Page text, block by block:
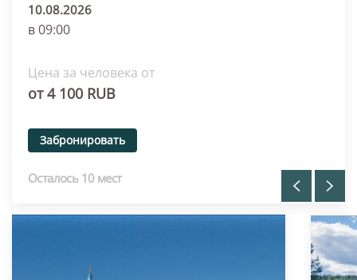
10.08.2026
в 09:00
Цена за человека от
от 4 100 RUB
Забронировать
Осталось 10 мест
Похожие туры